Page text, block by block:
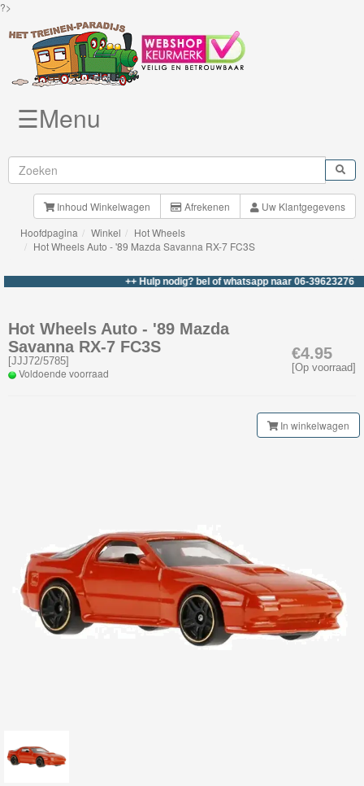
?>
Brio
Treinen
BigJigs
&
Road
Märklin
My
Thomas
Trackmaster
motorized
Thomas
☰Menu
Inhoud Winkelwagen Afrekenen
Uw Klantgegevens
Hoofdpagina
Winkel
Hot Wheels
Hot Wheels Auto - '89 Mazda Savanna RX-7 FC3S
++ Hulp nodig? bel of whatsapp naar 06-39623276 +++
€4.95
[Op voorraad]
Hot Wheels Auto - '89 Mazda
Savanna RX-7 FC3S
[JJJ72/5785]
Voldoende voorraad
In winkelwagen